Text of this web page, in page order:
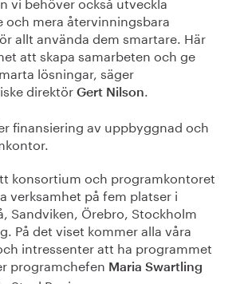
och mera återvinningsbara
allt använda dem smartare. Här
att skapa samarbeten och ge
lösningar, säger
direktör Gert Nilson.
finansiering av uppbyggnad och
konsortium och programkontoret
verksamhet på fem platser i
Sandviken, Örebro, Stockholm
På det viset kommer alla våra
intressenter att ha programmet
programchefen Maria Swartling